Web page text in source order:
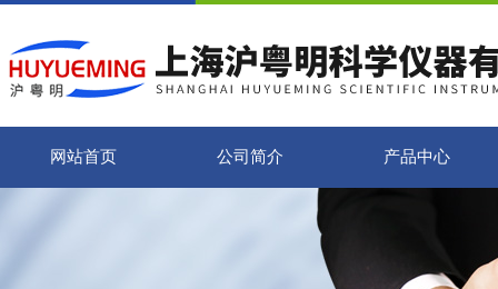
网站首页 公司简介 产品中心